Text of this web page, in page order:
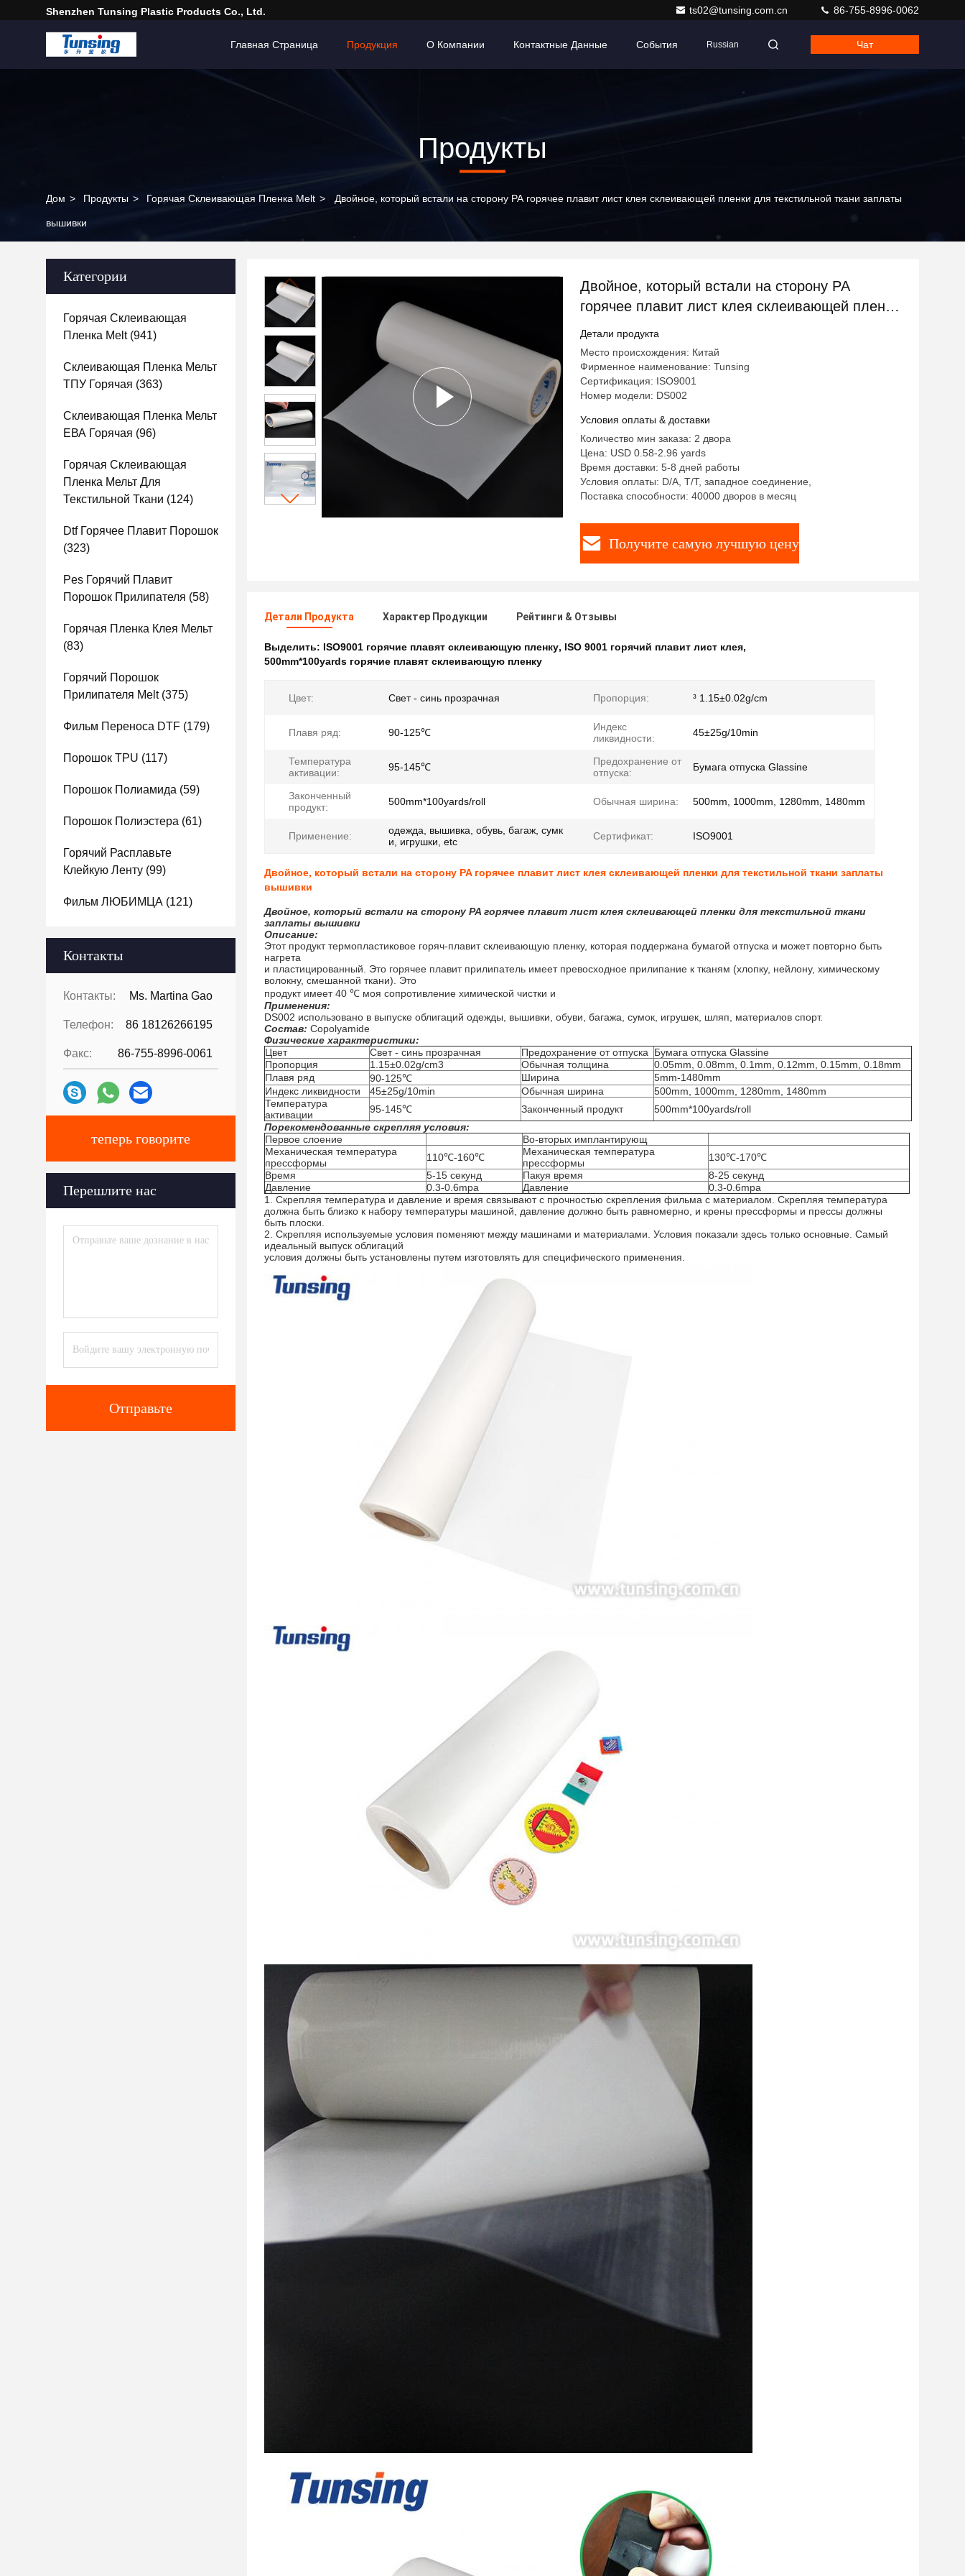
Shenzhen Tunsing Plastic Products Co., Ltd. ts02@tunsing.com.cn 86-755-8996-0062
Главная Страница Продукция О Компании Контактные Данные События Russian Чат
Продукты
Дом > Продукты > Горячая Склеивающая Пленка Melt > Двойное, который встали на сторону PA горячее плавит лист клея склеивающей пленки для текстильной ткани заплаты
вышивки
Категории
Горячая Склеивающая
Пленка Melt(941)
Склеивающая Пленка Мельт
ТПУ Горячая (363)
Склеивающая Пленка Мельт
ЕВА Горячая (96)
Горячая Склеивающая
Пленка Мельт Для
Текстильной Ткани (124)
Dtf Горячее Плавит Порошок
(323)
Pes Горячий Плавит
Порошок Прилипателя (58)
Горячая Пленка Клея Мельт
(83)
Горячий Порошок
Прилипателя Melt(375)
Фильм Переноса DTF (179)
Порошок TPU (117)
Порошок Полиамида (59)
Порошок Полиэстера (61)
Горячий Расплавьте
Клейкую Ленту (99)
Фильм ЛЮБИМЦА (121)
Контакты
Контакты: Ms. Martina Gao
Телефон: 86 18126266195
Факс: 86-755-8996-0061
теперь говорите
Перешлите нас
Отправьте
Двойное, который встали на сторону PA
горячее плавит лист клея склеивающей пленки
для текстильной ткани заплаты вышивки
Детали продукта
Место происхождения: Китай
Фирменное наименование: Tunsing
Сертификация: ISO9001
Номер модели: DS002
Условия оплаты & доставки
Количество мин заказа: 2 двора
Цена: USD 0.58-2.96 yards
Время доставки: 5-8 дней работы
Условия оплаты: D/A, T/T, западное соединение,
Поставка способности: 40000 дворов в месяц
Получите самую лучшую цену
Детали Продукта Характер Продукции Рейтинги & Отзывы
Выделить: ISO9001 горячие плавят склеивающую пленку, ISO 9001 горячий плавит лист клея,
500mm*100yards горячие плавят склеивающую пленку
Цвет: Свет - синь прозрачная Пропорция: ³ 1.15±0.02g/cm
Плавя ряд: 90-125℃
Индекс
ликвидности:
45±25g/10min
Температура
активации:
95-145℃
Предохранение от
отпуска:
Бумага отпуска Glassine
Законченный
продукт:
500mm*100yards/roll Обычная ширина: 500mm, 1000mm, 1280mm, 1480mm
Применение:
одежда, вышивка, обувь, багаж, сумк
и, игрушки, etc
Сертификат: ISO9001
Двойное, который встали на сторону PA горячее плавит лист клея склеивающей пленки для текстильной ткани заплаты
вышивки
Двойное, который встали на сторону PA горячее плавит лист клея склеивающей пленки для текстильной ткани
заплаты вышивки
Описание:
Этот продукт термопластиковое горяч-плавит склеивающую пленку, которая поддержана бумагой отпуска и может повторно быть
нагрета
и пластицированный. Это горячее плавит прилипатель имеет превосходное прилипание к тканям (хлопку, нейлону, химическому
волокну, смешанной ткани). Это
продукт имеет 40 ℃ моя сопротивление химической чистки и
Применения:
DS002 использовано в выпуске облигаций одежды, вышивки, обуви, багажа, сумок, игрушек, шляп, материалов спорт.
Состав: Copolyamide
Физические характеристики:
Цвет
Свет - синь прозрачная Предохранение от отпуска
Бумага отпуска Glassine
Пропорция
1.15±0.02g/cm3 Обычная толщина
0.05mm, 0.08mm, 0.1mm, 0.12mm, 0.15mm, 0.18mm
Плавя ряд
90-125℃ Ширина
5mm-1480mm
Индекс ликвидности
45±25g/10min Обычная ширина
500mm, 1000mm, 1280mm, 1480mm
Температура
активации
95-145℃ Законченный продукт
500mm*100yards/roll
Порекомендованные скрепляя условия:
Первое слоение
Во-вторых имплантирующ
Механическая температура
прессформы
110℃-160℃
Механическая температура
прессформы
130℃-170℃
Время
5-15 секунд Пакуя время
8-25 секунд
Давление
0.3-0.6mpa Давление
0.3-0.6mpa
1. Скрепляя температура и давление и время связывают с прочностью скрепления фильма с материалом. Скрепляя температура
должна быть близко к набору температуры машиной, давление должно быть равномерно, и крены прессформы и прессы должны
быть плоски.
2. Скрепляя используемые условия поменяют между машинами и материалами. Условия показали здесь только основные. Самый
идеальный выпуск облигаций
условия должны быть установлены путем изготовлять для специфического применения.